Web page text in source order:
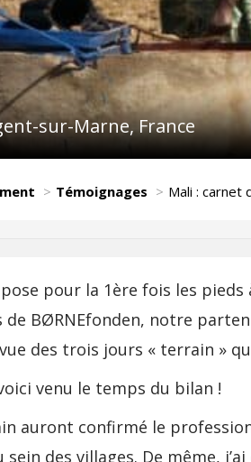
sur-Marne, France
Témoignages Mali : carnet
pour la 1ère fois les pieds
BØRNEfonden, notre
des trois jours « terrain »
venu le temps du bilan !
auront confirmé le
des villages. De même,